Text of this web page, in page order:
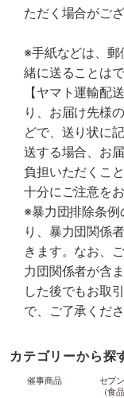
ただく場合がござ
※手紙などは、
緒に送ることは
【ヤマト運輸配
り、お届け先様
どで、送り状に
送する場合、お
負担いただくこ
十分にご注意を
※暴力団排除条例
り、暴力団関係
きます。なお、
力団関係者が含
した後でもお取
で、ご了承くださ
カテゴリーから探
催事商品
セブ
（食